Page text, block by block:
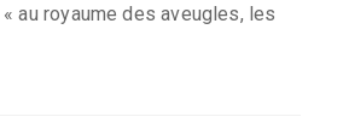
au royaume des aveugles, les